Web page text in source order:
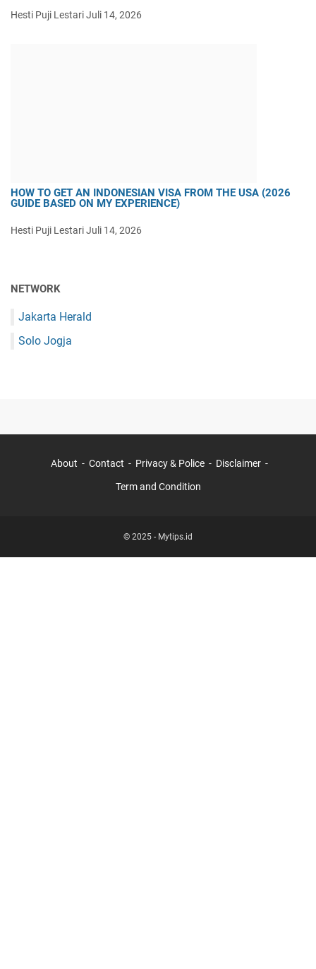
Hesti Puji LestariJuli 14, 2026
HOW TO GET AN INDONESIAN VISA FROM THE USA (2026
GUIDE BASED ON MY EXPERIENCE)
Hesti Puji LestariJuli 14, 2026
NETWORK
Jakarta Herald
Solo Jogja
About Contact Privacy & Police Disclaimer
Term and Condition
© 2025 - Mytips.id